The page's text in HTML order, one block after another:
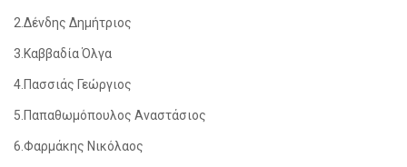
2.Δένδης Δημήτριος
3.Καββαδία Όλγα
4.Πασσιάς Γεώργιος
5.Παπαθωμόπουλος Αναστάσιος
6.Φαρμάκης Νικόλαος